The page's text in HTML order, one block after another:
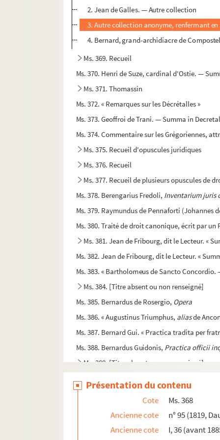
2. Jean de Galles. — Autre collection
3. Autre collection anonyme, renfermant
4. Bernard, grand-archidiacre de
Ms. 369. Recueil
Ms. 370. Henri de Suze, cardinal d'Ostie. —
Ms. 371. Thomassin
Ms. 372. « Remarques sur les Décrétalles »
Ms. 373. Geoffroi de Trani. — Summa in
Ms. 374. Commentaire sur les Grégoriennes,
Ms. 375. Recueil d'opuscules juridiques
Ms. 376. Recueil
Ms. 377. Recueil de plusieurs opuscules de
Ms. 378. Berengarius Fredoli, Inventarium juris
Ms. 379. Raymundus de Pennaforti (Johannes
Ms. 380. Traité de droit canonique, écrit par
Ms. 381. Jean de Fribourg, dit le Lecteur. «
Ms. 382. Jean de Fribourg, dit le Lecteur. «
Ms. 383. « Bartholomeus de Sancto
Ms. 384. [Titre absent ou non renseigné]
Ms. 385. Bernardus de Rosergio, Opera
Ms. 386. « Augustinus Triumphus, aliasde
Ms. 387. Bernard Gui. « Practica tradita per
Ms. 388. Bernardus Guidonis, Practica officii
Ms. 389. [Titre absent ou non renseigné]
Ms. 391. Pierre Subert, évêque de Saint-Papoul
Présentation du contenu
Cote
Ms. 368
Ancienne cote
n° 95 (1819,
Ancienne cote
I, 36 (avant